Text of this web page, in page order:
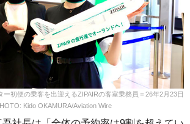
ー初便の乗客を出迎えるZIPAIRの客室乗務員＝26年2月23日
Kido OKAMURA/Aviation Wire